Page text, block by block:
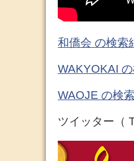
和僑会 の検索
WAKYOKAI
WAOJE の検
ツイッター（